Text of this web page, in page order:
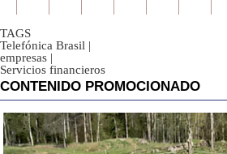
TAGS
Telefónica Brasil |
empresas |
Servicios financieros